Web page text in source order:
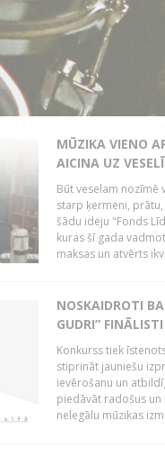
MŪZIKA VIENO
AICINA UZ
Būt veselam nozīmē
starp ķermeni,
šādu ideju "Fonds
kuras šī gada
maksas un atvērts
NOSKAIDROTI
GUDRI” FINĀLISTI
Konkurss tiek
stiprināt jauniešu
ievērošanu un
piedāvāt radošus
nelegālu mūzikas